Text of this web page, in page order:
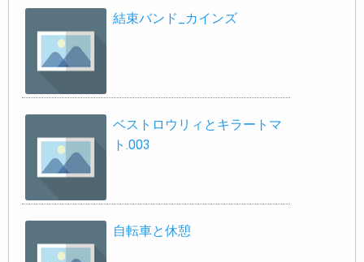
結束バンド_カインズ
ベストロウリィとキラートマ
ト.003
自転車と休憩